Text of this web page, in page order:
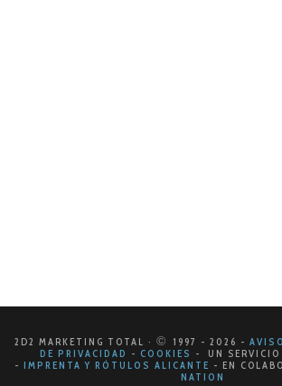
2D2 MARKETING TOTAL · © 1997 - 2026 -
DE PRIVACIDAD - COOKIES - UN SERVICIO
- IMPRENTA Y RÓTULOS ALICANTE - EN
NATION